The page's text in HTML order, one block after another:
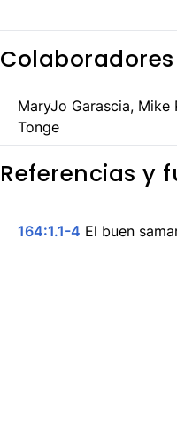
Colaboradores
MaryJo Garascia, Mike
Tonge
Referencias y
164:1.1-4 El buen